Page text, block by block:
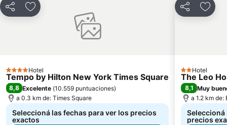
Tribeca
Aeropuerto LaGuardia
CompartirAñadir a favoritos
4 Estrellas
Hotel
Tempo by Hilton New York Times Square
8,8 Excelente (10.559 puntuaciones)
a 0.3 km de: Times Square
Seleccioná las fechas para ver los precios
exactos
Compartir
2 Estrellas
Hotel
The Leo
8,1 Muy
a 1.2 km de:
Seleccioná
precios